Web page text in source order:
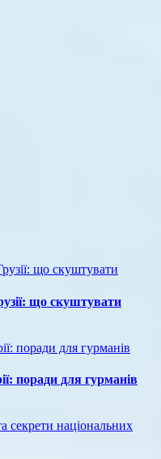
що скуштувати
поради для гурманів